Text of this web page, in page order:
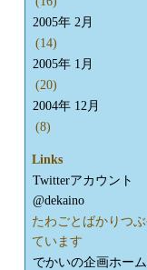
2005年 2月
(14)
2005年 1月
(20)
2004年 12月
(8)
Links
Twitterアカウント
@dekaino
たわごとばかりつ
ています
でかいの企画ホー